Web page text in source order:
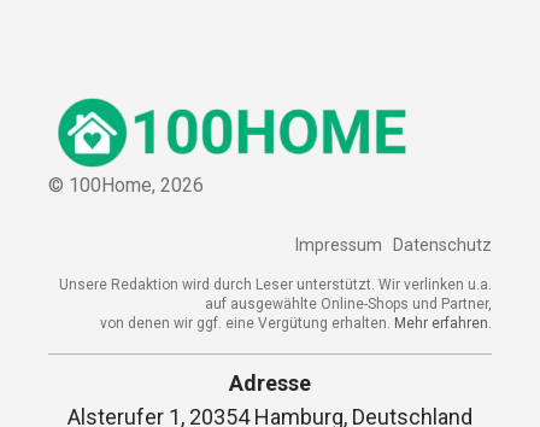
© 100Home, 2026
Impressum Datenschutz
Unsere Redaktion wird durch Leser unterstützt. Wir verlinken u.a.
auf ausgewählte Online-Shops und Partner,
von denen wir ggf. eine Vergütung erhalten. Mehr erfahren.
Adresse
Alsterufer 1, 20354 Hamburg, Deutschland